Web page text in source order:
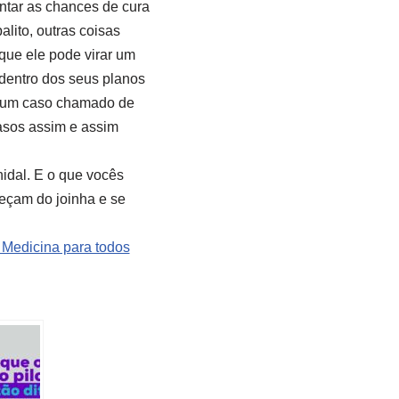
as chances de cura
outras coisas
ele pode virar um
dos seus planos
caso chamado de
assim e assim
E o que vocês
do joinha e se
para todos